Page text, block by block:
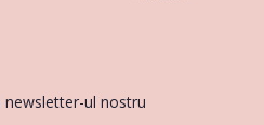
newsletter-ul nostru